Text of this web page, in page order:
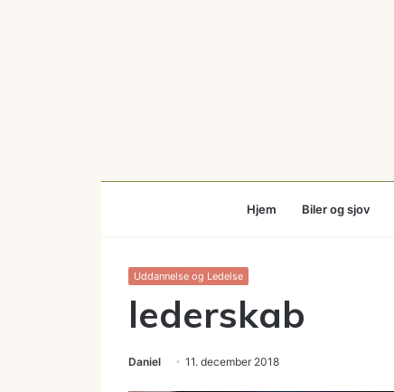
Hjem Biler og sjov
Uddannelse og Ledelse
lederskab
Daniel 11. december 2018